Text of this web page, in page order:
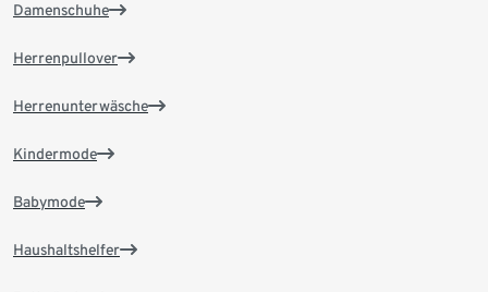
Damenschuhe
Herrenpullover
Herrenunterwäsche
Kindermode
Babymode
Haushaltshelfer